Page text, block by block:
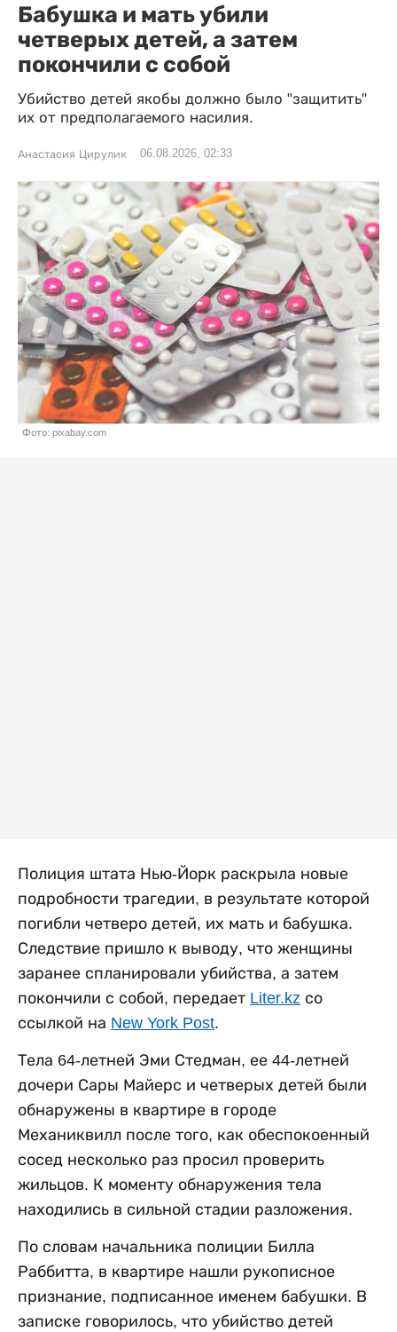
Бабушка и мать убили
четверых детей, а затем
покончили с собой
Убийство детей якобы должно было "защитить"
их от предполагаемого насилия.
Анастасия Цирулик 06.08.2026, 02:33
Фото: pixabay.com
Полиция штата Нью-Йорк раскрыла новые
подробности трагедии, в результате которой
погибли четверо детей, их мать и бабушка.
Следствие пришло к выводу, что женщины
заранее спланировали убийства, а затем
покончили с собой, передает Liter.kz со
ссылкой на New York Post.
Тела 64-летней Эми Стедман, ее 44-летней
дочери Сары Майерс и четверых детей были
обнаружены в квартире в городе
Механиквилл после того, как обеспокоенный
сосед несколько раз просил проверить
жильцов. К моменту обнаружения тела
находились в сильной стадии разложения.
По словам начальника полиции Билла
Раббитта, в квартире нашли рукописное
признание, подписанное именем бабушки. В
записке говорилось, что убийство детей